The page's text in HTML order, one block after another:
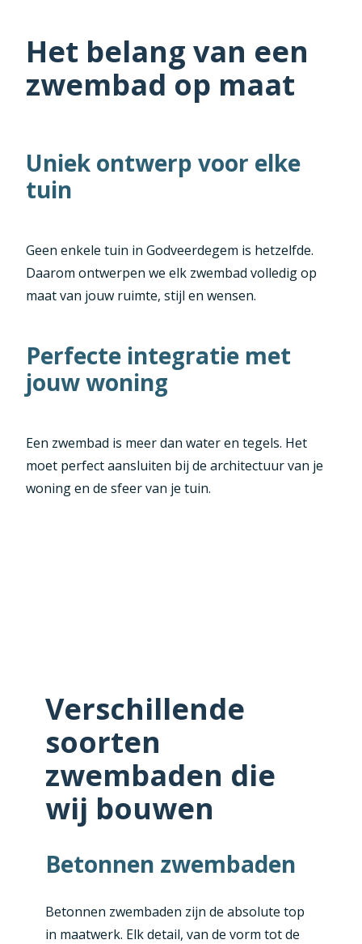
Het belang van een
zwembad op maat
Uniek ontwerp voor elke
tuin
Geen enkele tuin in Godveerdegem is hetzelfde.
Daarom ontwerpen we elk zwembad volledig op
maat van jouw ruimte, stijl en wensen.
Perfecte integratie met
jouw woning
Een zwembad is meer dan water en tegels. Het
moet perfect aansluiten bij de architectuur van je
woning en de sfeer van je tuin.
Verschillende
soorten
zwembaden die
wij bouwen
Betonnen zwembaden
Betonnen zwembaden zijn de absolute top
in maatwerk. Elk detail, van de vorm tot de